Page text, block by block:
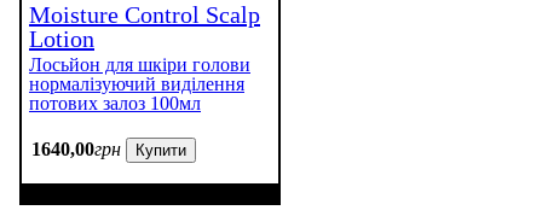
Moisture Control Scalp
Lotion
Лосьйон для шкіри голови
нормалізуючий виділення
потових залоз 100мл
1640,00грн Купити